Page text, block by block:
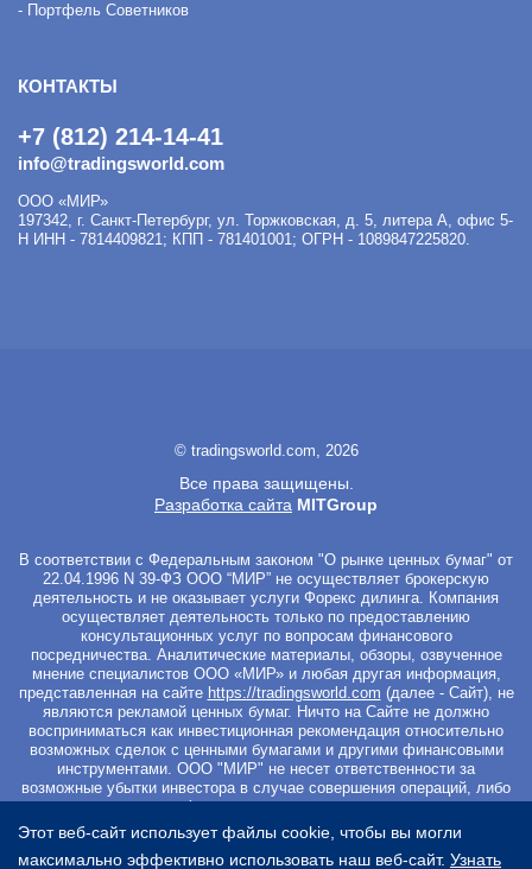
- Портфель Советников
КОНТАКТЫ
+7 (812) 214-14-41
info@tradingsworld.com
ООО «МИР»
197342, г. Санкт-Петербург, ул. Торжковская, д. 5, литера А, офис 5-
Н ИНН - 7814409821; КПП - 781401001; ОГРН - 1089847225820.
© tradingsworld.com, 2026
Все права защищены.
Разработка сайта MITGroup
В соответствии с Федеральным законом "О рынке ценных бумаг" от
22.04.1996 N 39-ФЗ ООО “МИР” не осуществляет брокерскую
деятельность и не оказывает услуги Форекс дилинга. Компания
осуществляет деятельность только по предоставлению
консультационных услуг по вопросам финансового
посредничества. Аналитические материалы, обзоры, озвученное
мнение специалистов ООО «МИР» и любая другая информация,
представленная на сайте https://tradingsworld.com (далее - Сайт), не
являются рекламой ценных бумаг. Ничто на Сайте не должно
восприниматься как инвестиционная рекомендация относительно
возможных сделок с ценными бумагами и другими финансовыми
инструментами. ООО "МИР" не несет ответственности за
возможные убытки инвестора в случае совершения операций, либо
инвестирования в финансовые инструменты, упомянутые в
материалах Сайта. Вы не должны начинать работу с
инвестиционными продуктами, если не готовы к риску частичной и/
или полной потери всех средств, которые вы вложили. Перед
Этот веб-сайт использует файлы cookie, чтобы вы могли
максимально эффективно использовать наш веб-сайт. Узнать